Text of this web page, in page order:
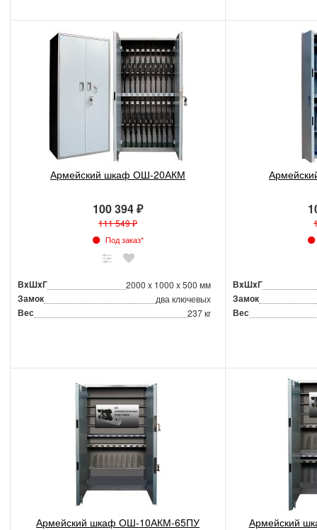
Армейский шкаф ОШ-20АКМ
100 394 ₽
111 549 ₽
Под заказ*
ВxШxГ 2000 x 1000 x 500 мм
Замок два ключевых
Вес 237 кг
ВxШxГ
Замок
Вес
Армейский шкаф ОШ-10АКМ-65ПУ Армейский